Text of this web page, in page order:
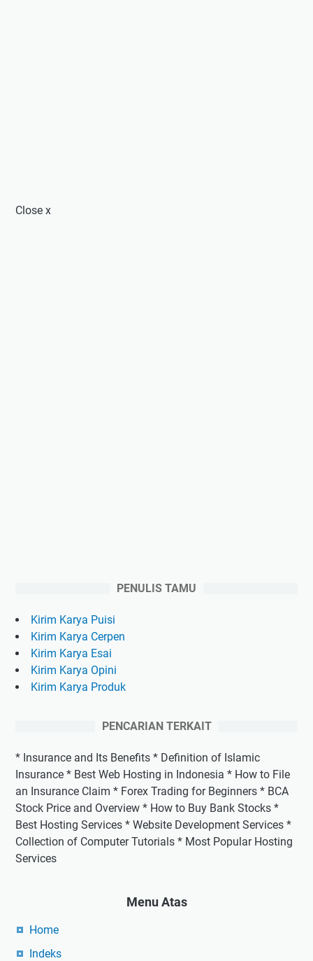
Close x
PENULIS TAMU
Kirim Karya Puisi
Kirim Karya Cerpen
Kirim Karya Esai
Kirim Karya Opini
Kirim Karya Produk
PENCARIAN TERKAIT
* Insurance and Its Benefits * Definition of Islamic
Insurance * Best Web Hosting in Indonesia * How to File
an Insurance Claim * Forex Trading for Beginners * BCA
Stock Price and Overview * How to Buy Bank Stocks *
Best Hosting Services * Website Development Services *
Collection of Computer Tutorials * Most Popular Hosting
Services
Menu Atas
Home
Indeks